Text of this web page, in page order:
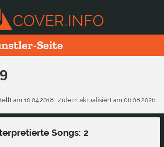
Seite
am 10.04.2018 Zuletzt aktualisiert am 06.08.2026
Songs: 2